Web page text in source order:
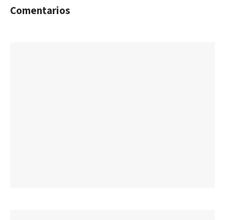
Comentarios